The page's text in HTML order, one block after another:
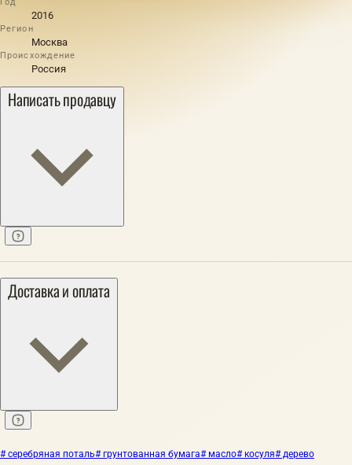
2016
Регион
Москва
Происхождение
Россия
Написать продавцу
Доставка и оплата
# серебряная поталь# грунтованная бумага# масло# косуля# дерево